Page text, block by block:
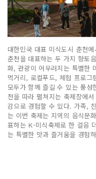
대한민국 대표 미식도시 춘천
춘천을 대표하는 두 가지 향토
화, 관광이 어우러지는 특별한
먹거리, 로컬푸드, 체험 프로
모두가 함께 즐길 수 있는 풍성
천을 따라 펼쳐지는 축제장에
감으로 경험할 수 있다. 가족,
는 이번 축제는 지역의 음식문
표하는 K-미식축제로 한 걸음
는 특별한 맛과 즐거움을 경험